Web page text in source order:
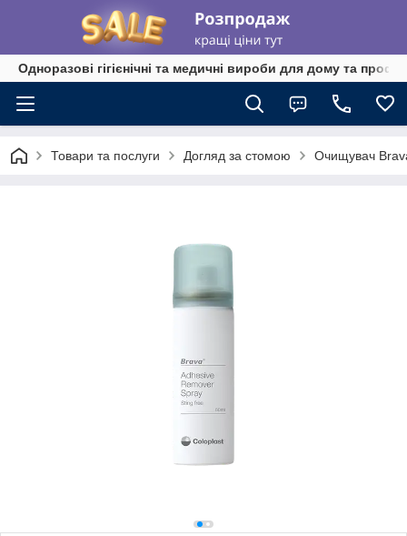
Одноразові гігієнічні та медичні вироби для дому та
Товари та послуги Догляд за стомою Очищувач